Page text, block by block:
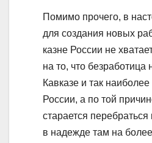
Помимо прочего, в
для создания новых
казне России не
на то, что
Кавказе и так
России, а по той
старается
в надежде там на